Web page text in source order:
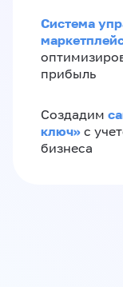
Система
прибыль
Создадим
ключ» с
бизнеса